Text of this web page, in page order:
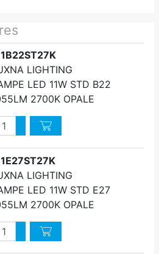
LIGHTING
LED 11W STD B22
2700K OPALE
Augmenter quantité
Diminuer quantité
LIGHTING
LED 11W STD E27
2700K OPALE
Augmenter quantité
Diminuer quantité